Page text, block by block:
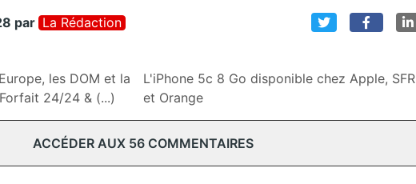
par La Rédaction
les DOM et la
24/24 & (...)
L'iPhone 5c 8 Go disponible chez Apple, SFR
et Orange
ACCÉDER AUX 56 COMMENTAIRES